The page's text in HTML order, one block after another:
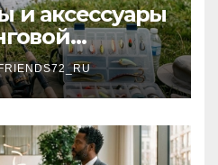
и аксессуары
и